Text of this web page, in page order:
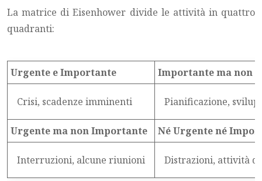
La matrice di Eisenhower divide le attività in quattro
quadranti:
Urgente e Importante Importante ma non
Crisi, scadenze imminenti Pianificazione,
Urgente ma non Importante Né Urgente né
Interruzioni, alcune riunioni Distrazioni, attività